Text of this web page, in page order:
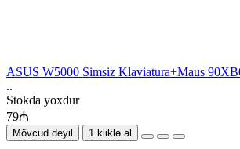
ASUS W5000 Simsiz Klaviatura+Maus
..
Stokda yoxdur
79₼
Mövcud deyil 1 kliklə al